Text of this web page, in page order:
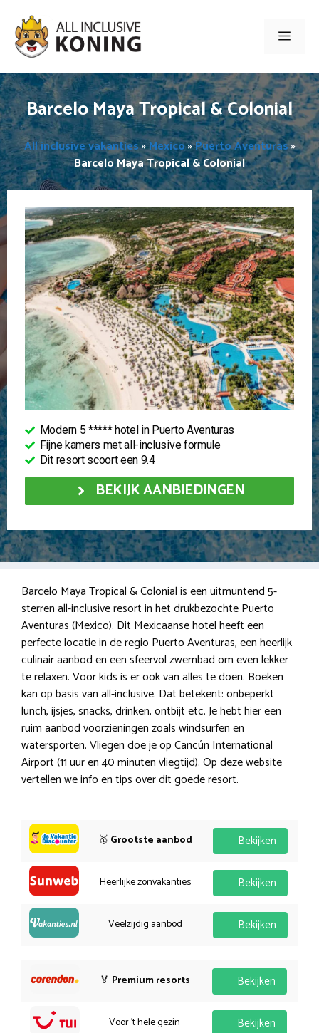
naar
inhoud
Menu
Barcelo Maya Tropical & Colonial
All inclusive vakanties»Mexico»Puerto Aventuras»
Barcelo Maya Tropical & Colonial
Modern 5 ***** hotel in Puerto Aventuras
Fijne kamers met all-inclusive formule
Dit resort scoort een 9.4
BEKIJK AANBIEDINGEN
Barcelo Maya Tropical & Colonial is een uitmuntend 5-
sterren all-inclusive resort in het drukbezochte Puerto
Aventuras (Mexico). Dit Mexicaanse hotel heeft een
perfecte locatie in de regio Puerto Aventuras, een heerlijk
culinair aanbod en een sfeervol zwembad om even lekker
te relaxen. Voor kids is er ook van alles te doen. Boeken
kan op basis van all-inclusive. Dat betekent: onbeperkt
lunch, ijsjes, snacks, drinken, ontbijt etc. Je hebt hier een
ruim aanbod voorzieningen zoals windsurfen en
watersporten. Vliegen doe je op Cancún International
Airport (11 uur en 40 minuten vliegtijd). Op deze website
vertellen we info en tips over dit goede resort.
🥇 Grootste aanbod Bekijken
Heerlijke zonvakanties Bekijken
Veelzijdig aanbod Bekijken
🏅 Premium resorts Bekijken
Voor 't hele gezin Bekijken